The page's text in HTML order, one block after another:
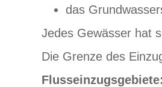
das
Jedes Gewässer hat
Die Grenze des